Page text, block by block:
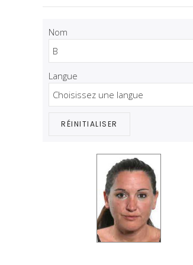
Nom
Langue
RÉINITIALISER